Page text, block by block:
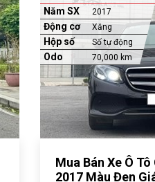
Năm SX 2017
Động cơ Xăng
Hộp số Số tự động
Odo 70,000 km
Mua Bán Xe Ô
2017 Màu Đen